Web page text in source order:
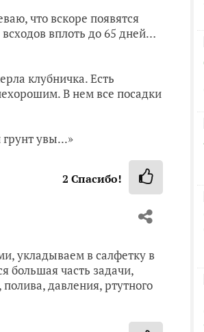
что вскоре появятся
вплоть до 65 дней…
клубничка. Есть
В нем все посадки
грунт увы...»
2 Спасибо!
укладываем в салфетку в
большая часть задачи,
давления, ртутного